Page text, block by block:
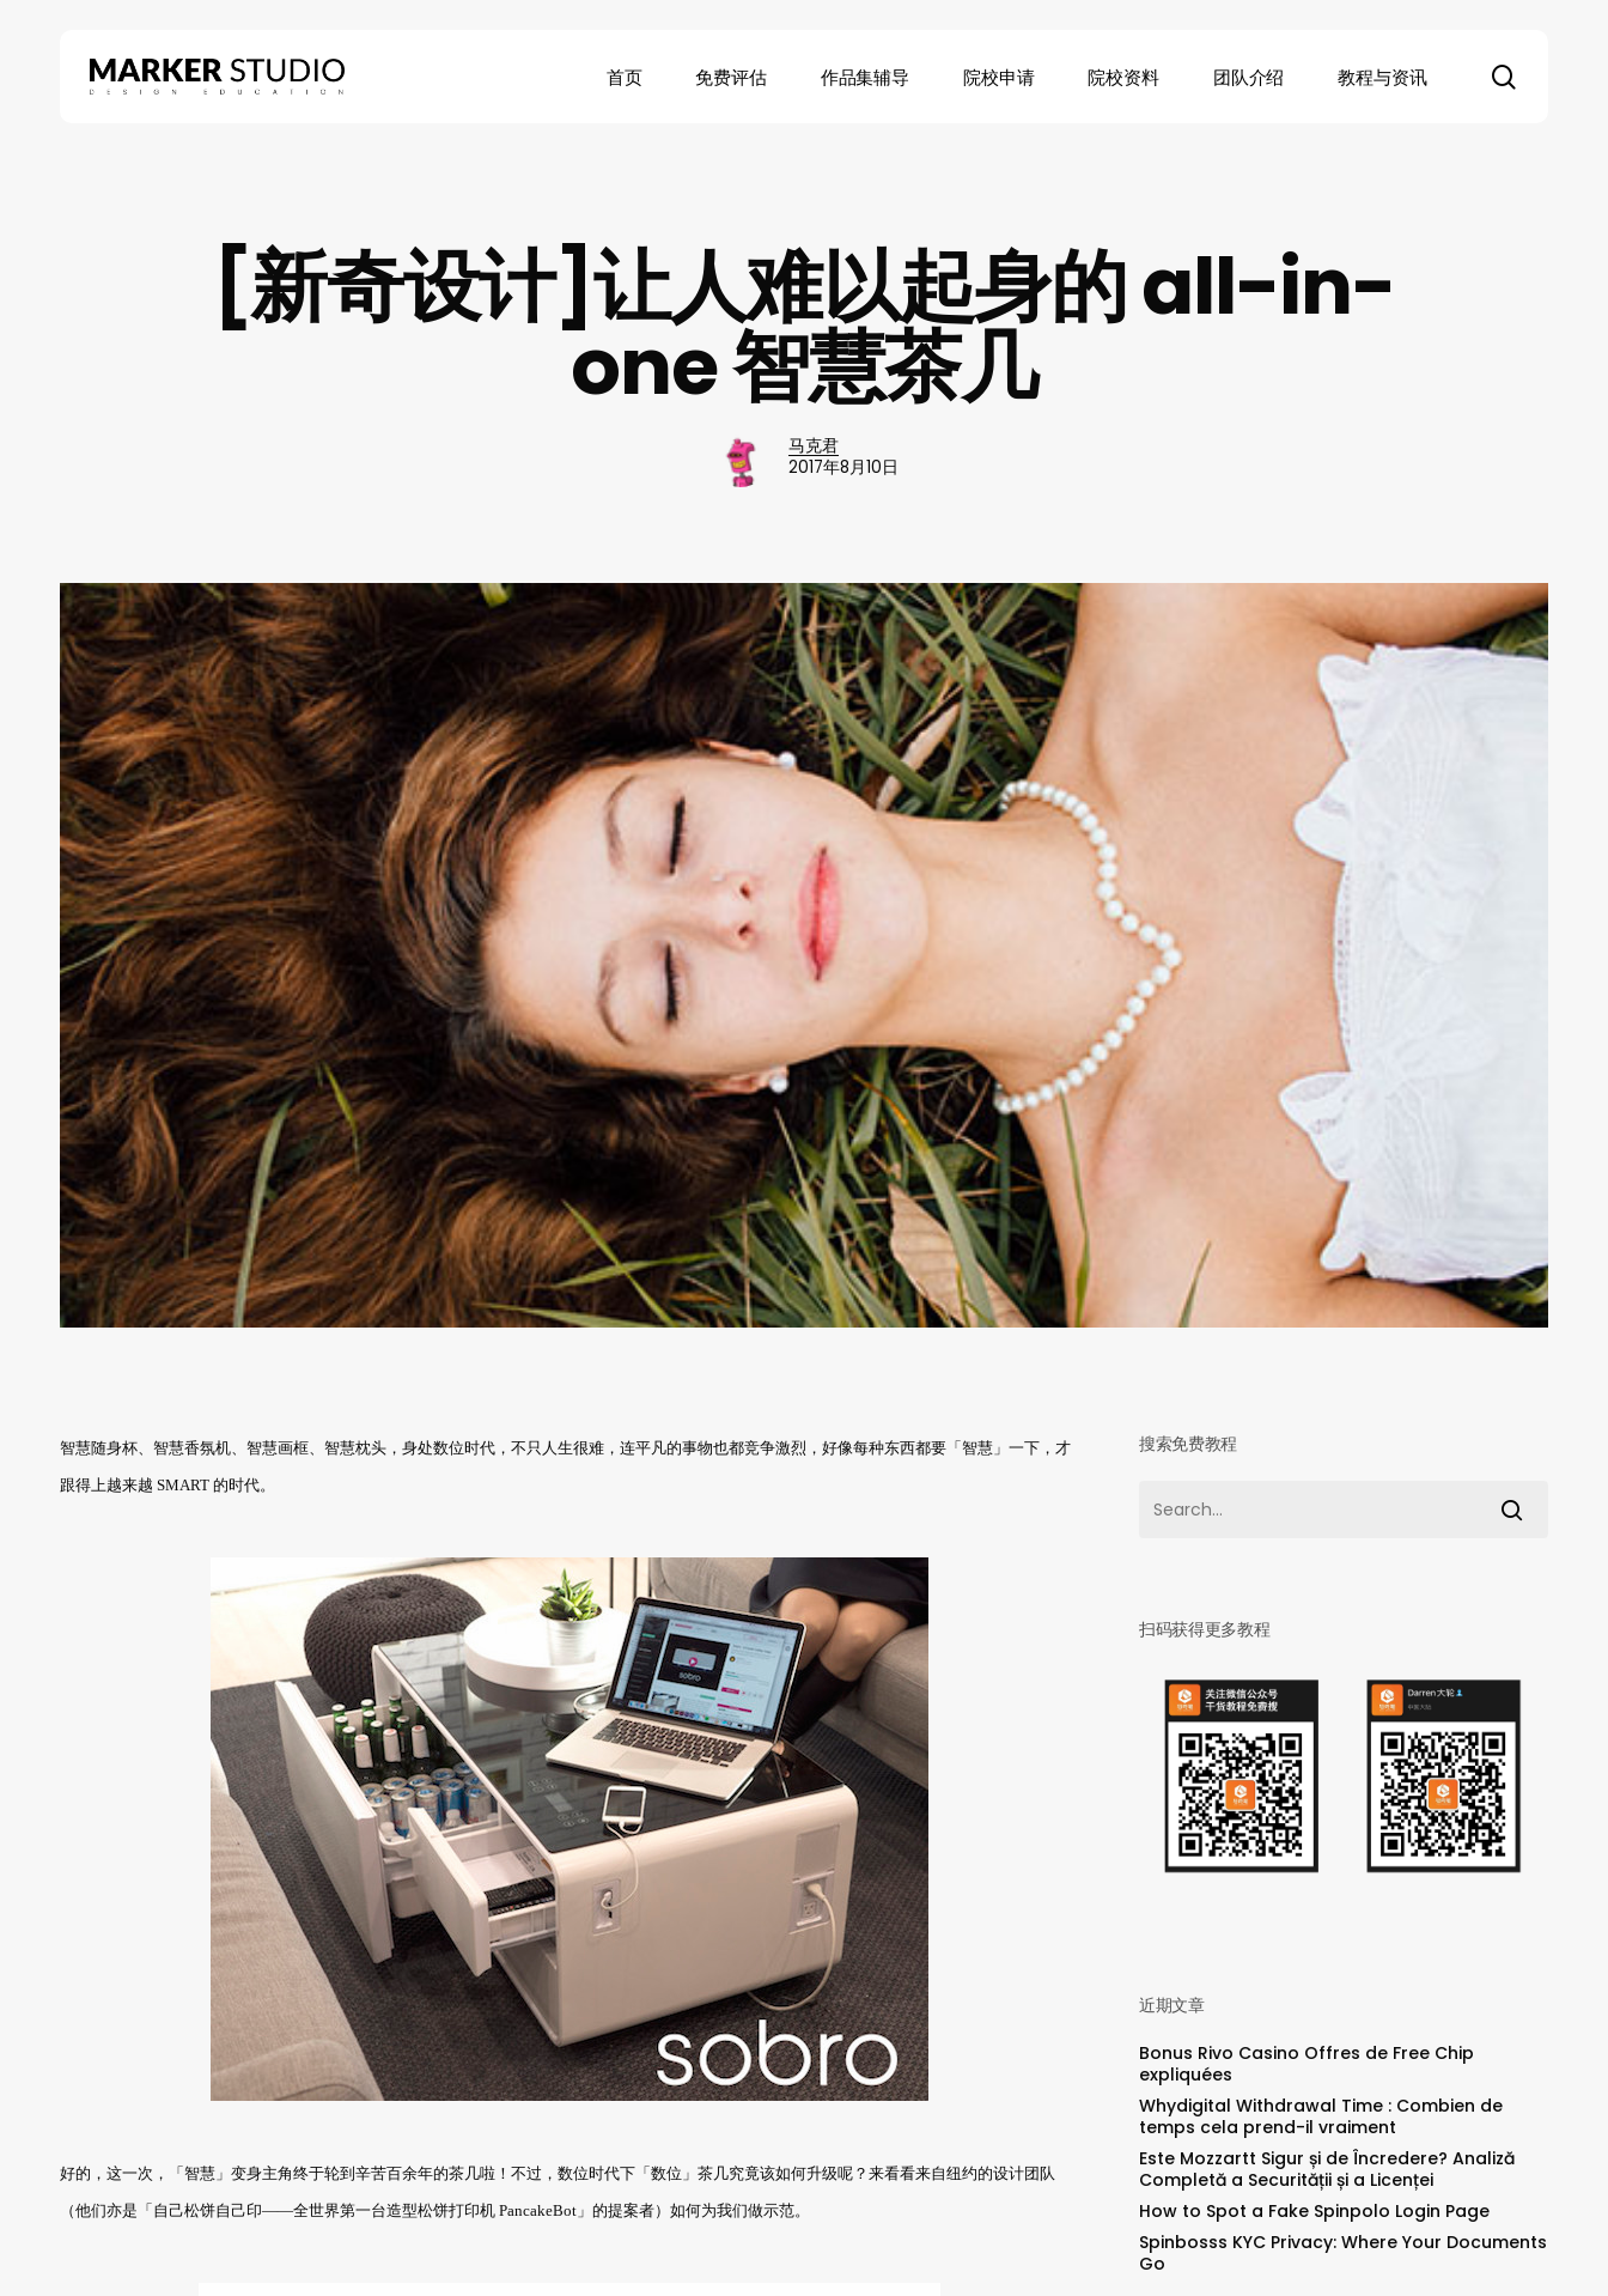
首页 免费评估 作品集辅导 院校申请 院校资料 团队介绍 教程与资讯
[新奇设计]让人难以起身的 all-in-
one 智慧茶几
马克君
2017年8月10日
智慧随身杯、智慧香氛机、智慧画框、智慧枕头，身处数位时代，不只人生很难，连平凡的事物也都竞争激烈，好像每种东西都要「智慧」一下，才
跟得上越来越 SMART 的时代。
好的，这一次，「智慧」变身主角终于轮到辛苦百余年的茶几啦！不过，数位时代下「数位」茶几究竟该如何升级呢？来看看来自纽约的设计团队
（他们亦是「自己松饼自己印——全世界第一台造型松饼打印机 PancakeBot」的提案者）如何为我们做示范。
搜索免费教程
扫码获得更多教程
近期文章
Bonus Rivo Casino Offres de Free Chip
expliquées
Whydigital Withdrawal Time : Combien de
temps cela prend-il vraiment
Este Mozzartt Sigur și de Încredere? Analiză
Completă a Securității și a Licenței
How to Spot a Fake Spinpolo Login Page
Spinbosss KYC Privacy: Where Your Documents
Go